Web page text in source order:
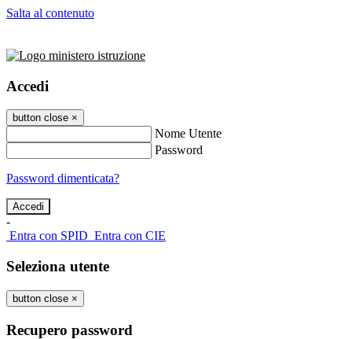
Salta al contenuto
Accedi
button close ×
Nome Utente
Password
Password dimenticata?
-
Entra con SPID Entra con CIE
Seleziona utente
button close ×
Recupero password